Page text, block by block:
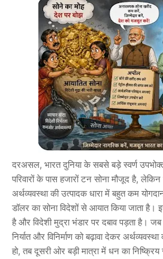
दरअसल, भारत दुनिया के सबसे बड़े स्वर्ण
परिवारों के पास हजारों टन सोना मौजूद है,
अर्थव्यवस्था की उत्पादक धारा में बहुत कम
डॉलर का सोना विदेशों से आयात किया जाता है।
है और विदेशी मुद्रा भंडार पर दबाव पड़ता है।
निर्यात और विनिर्माण को बढ़ावा देकर
हो, तब दूसरी ओर बड़ी मात्रा में धन का